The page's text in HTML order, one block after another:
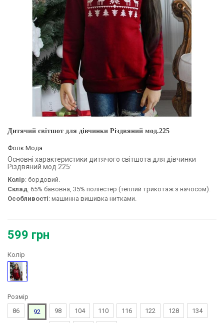
Дитячий світшот для дівчинки Різдвяний мод.225
Фолк Мода
Основні характеристики дитячого світшота для дівчинки
Різдвяний мод.225:
Колір: бордовий.
Склад: 65% бавовна, 35% поліестер (теплий трикотаж з начосом).
Особливості: машинна вишивка нитками.
599 грн
Колір
Бордовий
Розмір
86
92 98 104 110 116 122 128 134